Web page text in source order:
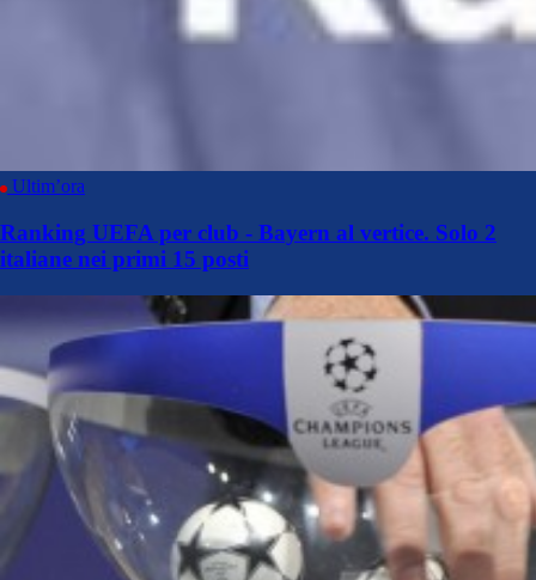
Ultim’ora
Ranking UEFA per club - Bayern al vertice. Solo 2
italiane nei primi 15 posti